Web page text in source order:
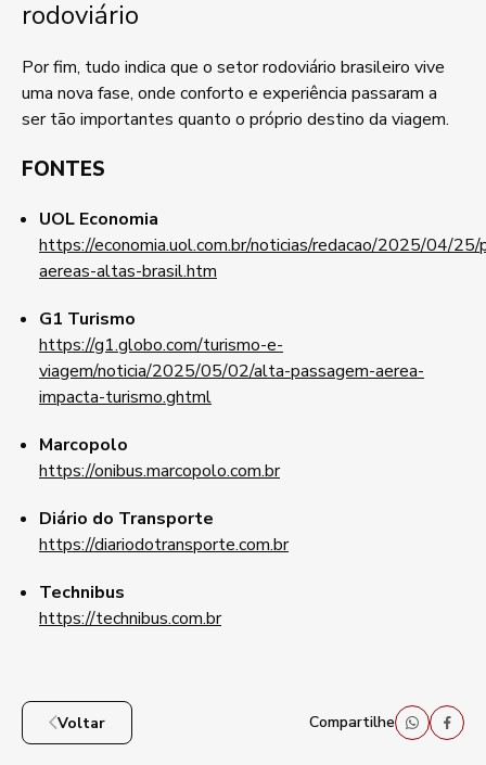
rodoviário
Por fim, tudo indica que o setor rodoviário brasileiro vive
uma nova fase, onde conforto e experiência passaram a
ser tão importantes quanto o próprio destino da viagem.
FONTES
UOL Economia
https://economia.uol.com.br/noticias/redacao/2025/04/25/
aereas-altas-brasil.htm
G1 Turismo
https://g1.globo.com/turismo-e-
viagem/noticia/2025/05/02/alta-passagem-aerea-
impacta-turismo.ghtml
Marcopolo
https://onibus.marcopolo.com.br
Diário do Transporte
https://diariodotransporte.com.br
Technibus
https://technibus.com.br
Voltar Compartilhe